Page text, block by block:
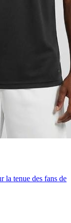
la tenue des fans de